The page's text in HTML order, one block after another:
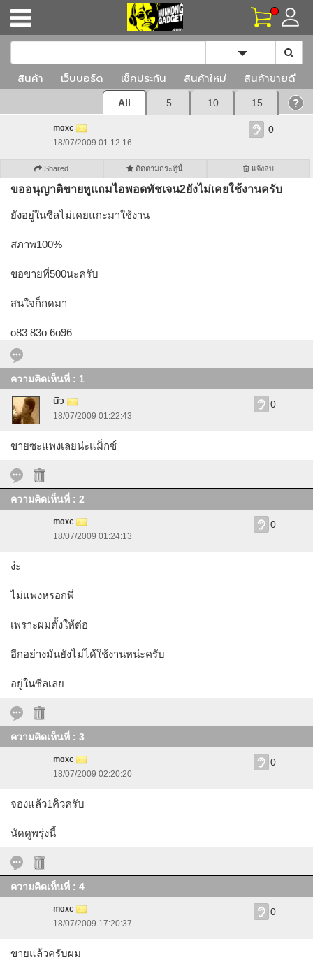
Toggle
สินค้า เว็บบอร์ด เช็คประกัน สินค้าใหม่ สินค้าขายดี
All 5 10 15
maxc
18/07/2009 01:12:16
0
Shared ติดตามกระทู้นี้ แจ้งลบ
ขออนุญาติขายหูแถมไอพอดทัชเจน2ยังไม่เคยใช้งานครับ
ยังอยู่ในซีลไม่เคยแกะมาใช้งาน
สภาพ100%
ขอขายที่500นะครับ
สนใจก็กดมา
o83 83o 6o96
ความคิดเห็นที่ : 1
นิว
18/07/2009 01:22:43
0
ขายซะแพงเลยน่ะแม็กซ์
ความคิดเห็นที่ : 2
maxc
18/07/2009 01:24:13
0
ง่ะ
ไม่แพงหรอกพี่
เพราะผมตั้งให้ต่อ
อีกอย่างมันยังไม่ได้ใช้งานหน่ะครับ
อยู่ในซีลเลย
ความคิดเห็นที่ : 3
maxc
18/07/2009 02:20:20
0
จองแล้ว1คิวครับ
นัดดูพรุ่งนี้
ความคิดเห็นที่ : 4
maxc
18/07/2009 17:20:37
0
ขายแล้วครับผม